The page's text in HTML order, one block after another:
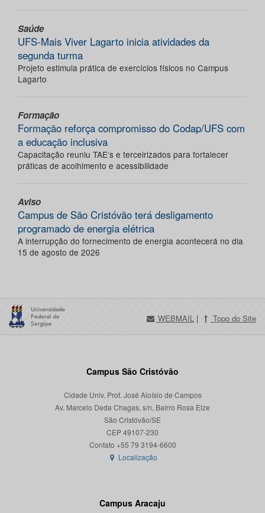
Saúde
UFS-Mais Viver Lagarto inicia atividades da
segunda turma
Projeto estimula prática de exercícios físicos no Campus
Lagarto
Formação
Formação reforça compromisso do Codap/UFS com
a educação inclusiva
Capacitação reuniu TAE’s e terceirizados para fortalecer
práticas de acolhimento e acessibilidade
Aviso
Campus de São Cristóvão terá desligamento
programado de energia elétrica
A interrupção do fornecimento de energia acontecerá no dia
15 de agosto de 2026
WEBMAIL | Topo do Site
Campus São Cristóvão
Cidade Univ. Prof. José Aloísio de Campos
Av. Marcelo Deda Chagas, s/n, Bairro Rosa Elze
São Cristóvão/SE
CEP 49107-230
Localização
Campus Aracaju